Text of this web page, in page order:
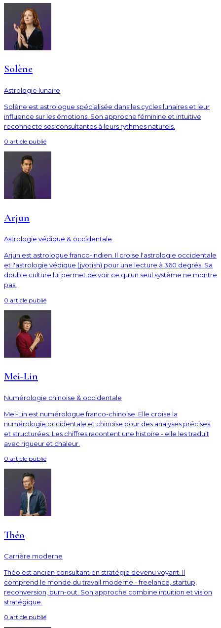
Solène
Astrologie lunaire
Solène est astrologue spécialisée dans les cycles lunaires et leur
influence sur les émotions. Son approche féminine et intuitive
reconnecte ses consultantes à leurs rythmes naturels.
0 article publié
Arjun
Astrologie védique & occidentale
Arjun est astrologue franco-indien. Il croise l'astrologie occidentale
et l'astrologie védique (jyotish) pour une lecture à 360 degrés. Sa
double culture lui permet de voir ce qu'un seul système ne montre
pas.
0 article publié
Mei-Lin
Numérologie chinoise & occidentale
Mei-Lin est numérologue franco-chinoise. Elle croise la
numérologie occidentale et chinoise pour des analyses précises
et structurées. Les chiffres racontent une histoire - elle les traduit
avec rigueur et chaleur.
0 article publié
Théo
Carrière moderne
Théo est ancien consultant en stratégie devenu voyant. Il
comprend le monde du travail moderne - freelance, startup,
reconversion, burn-out. Son approche combine intuition et vision
stratégique.
0 article publié